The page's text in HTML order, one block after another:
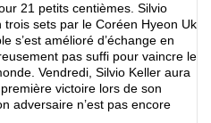
21 petits centièmes. Silvio
sets par le Coréen Hyeon Uk
s’est amélioré d’échange en
pas suffi pour vaincre le
Vendredi, Silvio Keller aura
victoire lors de son
adversaire n’est pas encore